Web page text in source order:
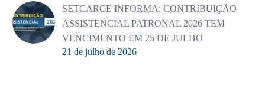
SETCARCE INFORMA: CONTRIBUIÇÃO
ASSISTENCIAL PATRONAL 2026 TEM
VENCIMENTO EM 25 DE JULHO
21 de julho de 2026